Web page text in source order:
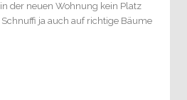
der neuen Wohnung kein Platz
ja auch auf richtige Bäume